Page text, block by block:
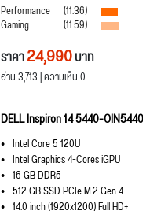
Performance
(11.36)
Gaming (11.59)
ราคา24,990บาท
อ่าน 3,713 | ความเห็น 0
DELL Inspiron 14 5440-
Intel Core 5 120U
Intel Graphics 4-Cores iGPU
16 GB DDR5
512 GB SSD PCIe M.2 Gen 4
14.0 inch (1920x1200) Full HD+